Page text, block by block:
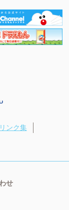
ンク集
せ